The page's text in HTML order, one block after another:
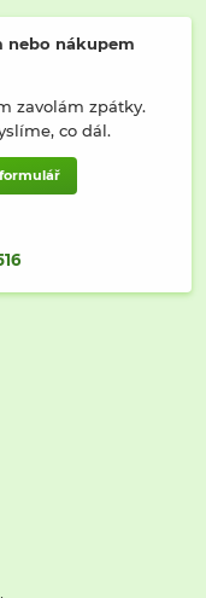
nebo nákupem
zavolám zpátky.
co dál.